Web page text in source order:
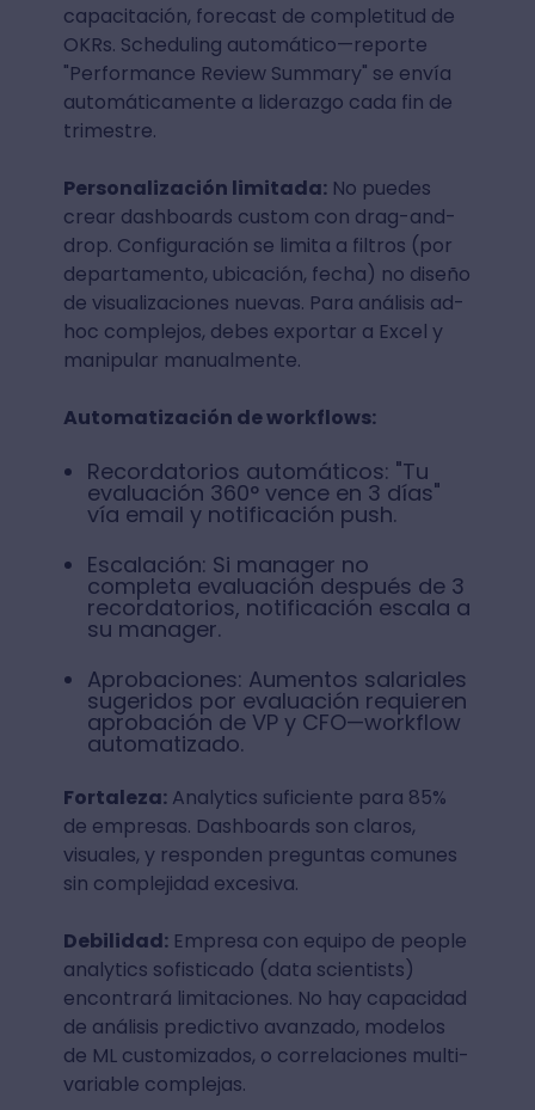
capacitación, forecast de completitud de
OKRs. Scheduling automático—reporte
"Performance Review Summary" se envía
automáticamente a liderazgo cada fin de
trimestre.
Personalización limitada:No puedes
crear dashboards custom con drag-and-
drop. Configuración se limita a filtros (por
departamento, ubicación, fecha) no diseño
de visualizaciones nuevas. Para análisis ad-
hoc complejos, debes exportar a Excel y
manipular manualmente.
Automatización de workflows:
Recordatorios automáticos: "Tu
evaluación 360° vence en 3 días"
vía email y notificación push.
Escalación: Si manager no
completa evaluación después de 3
recordatorios, notificación escala a
su manager.
Aprobaciones: Aumentos salariales
sugeridos por evaluación requieren
aprobación de VP y CFO—workflow
automatizado.
Fortaleza:Analytics suficiente para 85%
de empresas. Dashboards son claros,
visuales, y responden preguntas comunes
sin complejidad excesiva.
Debilidad:Empresa con equipo de people
analytics sofisticado (data scientists)
encontrará limitaciones. No hay capacidad
de análisis predictivo avanzado, modelos
de ML customizados, o correlaciones multi-
variable complejas.